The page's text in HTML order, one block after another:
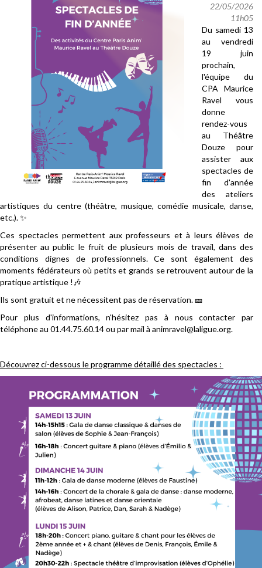
22/05/2026
11h05
Du samedi 13
au vendredi
19 juin
prochain,
l'équipe du
CPA Maurice
Ravel vous
donne
rendez-vous
au Théâtre
Douze pour
assister aux
spectacles de
fin d'année
des ateliers
artistiques du centre (théâtre, musique, comédie musicale, danse,
etc.). ✨
Ces spectacles permettent aux professeurs et à leurs élèves de
présenter au public le fruit de plusieurs mois de travail, dans des
conditions dignes de professionnels. Ce sont également des
moments fédérateurs où petits et grands se retrouvent autour de la
pratique artistique !🎶
Ils sont gratuit et ne nécessitent pas de réservation. 🎫
Pour plus d'informations, n'hésitez pas à nous contacter par
téléphone au 01.44.75.60.14 ou par mail à animravel@laligue.org.
Découvrez ci-dessous le programme détaillé des spectacles :